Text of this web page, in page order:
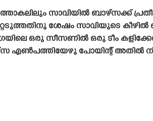
സാവിയിൽ ബാഴ്‌സക്ക്
ശേഷം സാവിയുടെ കീഴിൽ
ഒരു സീസണിൽ ഒരു ടീം
എൺപത്തിയേഴു പോയിന്റ് അതിൽ